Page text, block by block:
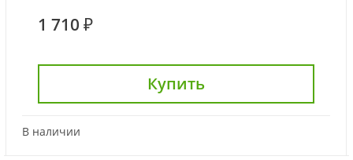
1 710 ₽
Купить
В наличии